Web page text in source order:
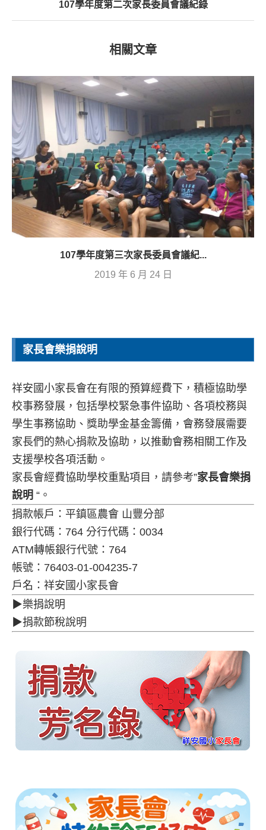
107學年度第二次家長委員會議紀錄
相關文章
107學年度第三次家長委員會議紀...
2019 年 6 月 24 日
家長會樂捐說明
祥安國小家長會在有限的預算經費下，積極協助學
校事務發展，包括學校緊急事件協助、各項校務與
學生事務協助、獎助學金基金籌備，會務發展需要
家長們的熱心捐款及協助，以推動會務相關工作及
支援學校各項活動。
家長會經費協助學校重點項目，請參考”家長會樂捐
說明 “。
捐款帳戶：平鎮區農會 山豐分部
銀行代碼：764 分行代碼：0034
ATM轉帳銀行代號：764
帳號：76403-01-004235-7
戶名：祥安國小家長會
▶樂捐說明
▶捐款節稅說明